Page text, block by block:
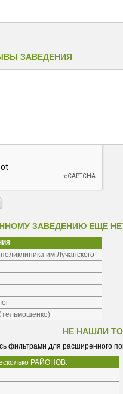
ЗАВЕДЕНИЯ
ЗАВЕДЕНИЮ ЕЩЕ
им.Лучанского
НЕ НАШЛИ
фильтрами для расширенного
РАЙОНОВ: